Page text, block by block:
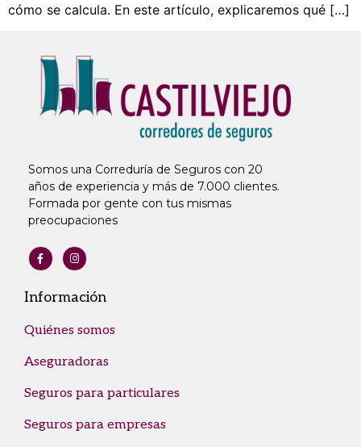
cómo se calcula. En este artículo, explicaremos qué […]
Somos una Correduría de Seguros con 20
años de experiencia y más de 7.000 clientes.
Formada por gente con tus mismas
preocupaciones
Información
Quiénes somos
Aseguradoras
Seguros para particulares
Seguros para empresas